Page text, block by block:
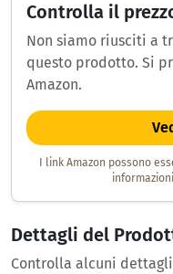
Controlla il
Non siamo riusciti a
questo prodotto. Si
Amazon.
I link Amazon possono
Dettagli del
Controlla alcuni